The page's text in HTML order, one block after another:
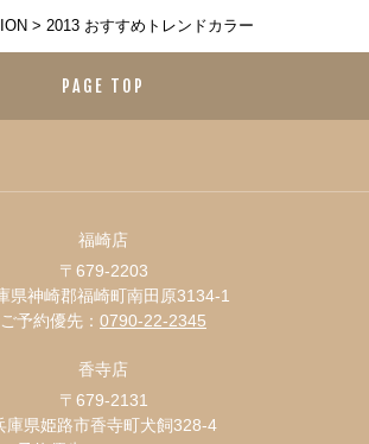
> 2013 おすすめトレンドカラー
PAGE TOP
福崎店
〒679-2203
県神崎郡福崎町南田原3134-1
ご予約優先： 0790-22-2345
香寺店
〒679-2131
庫県姫路市香寺町犬飼328-4